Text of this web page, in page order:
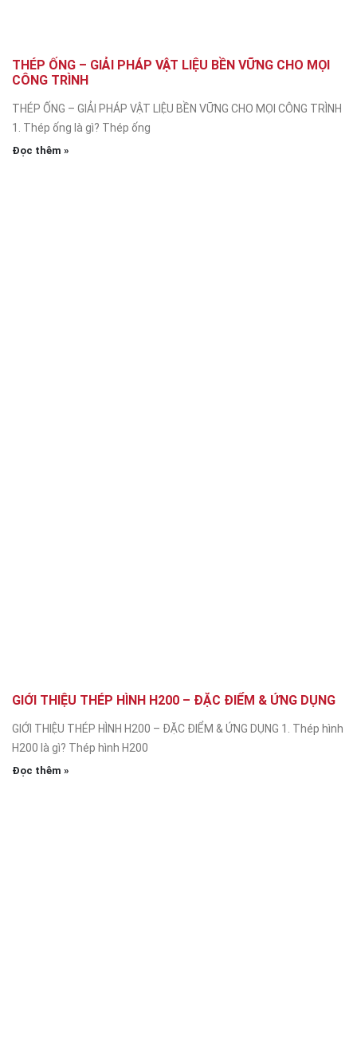
THÉP ỐNG – GIẢI PHÁP VẬT LIỆU BỀN VỮNG CHO MỌI
CÔNG TRÌNH
THÉP ỐNG – GIẢI PHÁP VẬT LIỆU BỀN VỮNG CHO MỌI CÔNG TRÌNH
1. Thép ống là gì? Thép ống
Đọc thêm »
GIỚI THIỆU THÉP HÌNH H200 – ĐẶC ĐIỂM & ỨNG DỤNG
GIỚI THIỆU THÉP HÌNH H200 – ĐẶC ĐIỂM & ỨNG DỤNG 1. Thép hình
H200 là gì? Thép hình H200
Đọc thêm »